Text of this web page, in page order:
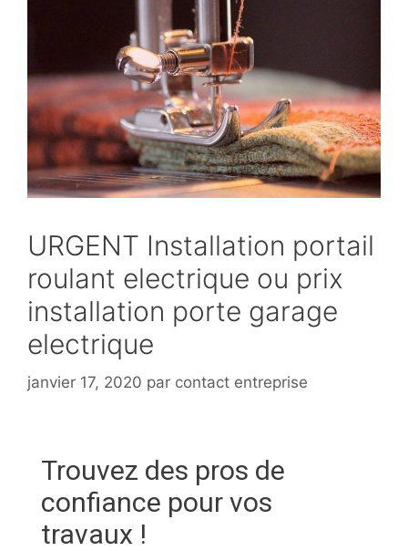
URGENT Installation portail
roulant electrique ou prix
installation porte garage
electrique
janvier 17, 2020 par contact entreprise
Trouvez des pros de
confiance pour vos
travaux !